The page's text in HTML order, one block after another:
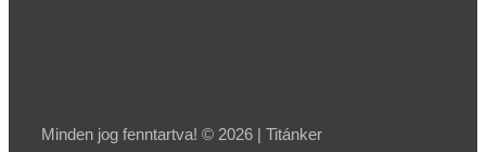
Minden jog fenntartva! © 2026 | Titánker